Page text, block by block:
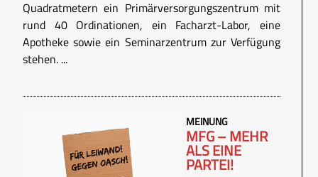
Quadratmetern ein Primärversorgungszentrum mit
rund 40 Ordinationen, ein Facharzt-Labor, eine
Apotheke sowie ein Seminarzentrum zur Verfügung
stehen. ...
MEINUNG
MFG – MEHR
ALS EINE
PARTEI!